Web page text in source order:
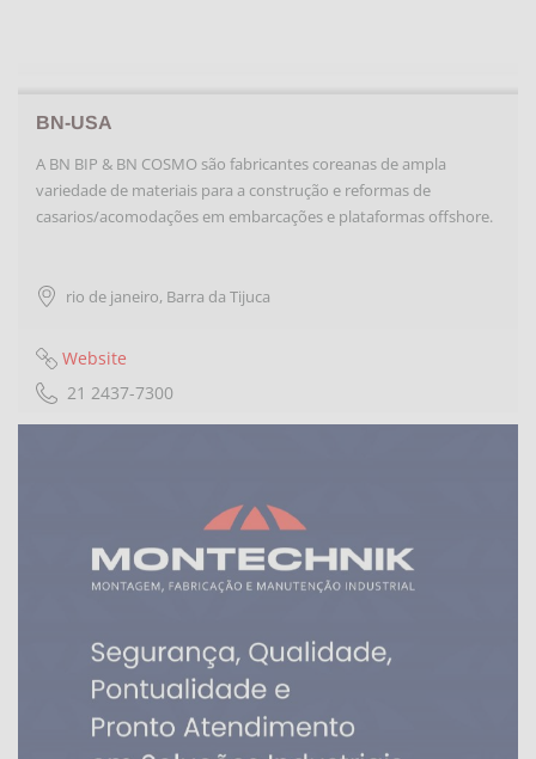
BN-USA
A BN BIP & BN COSMO são fabricantes coreanas de ampla
variedade de materiais para a construção e reformas de
casarios/acomodações em embarcações e plataformas offshore.
rio de janeiro, Barra da Tijuca
Website
21 2437-7300